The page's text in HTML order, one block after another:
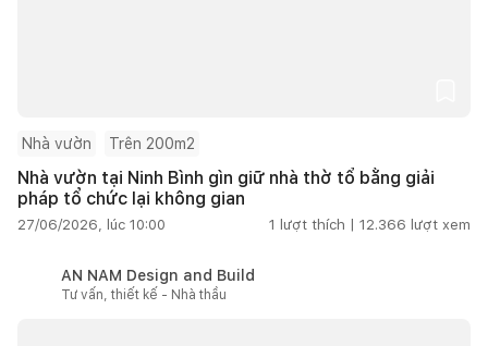
Nhà vườn Trên 200m2
Nhà vườn tại Ninh Bình gìn giữ nhà thờ tổ bằng giải
pháp tổ chức lại không gian
27/06/2026, lúc 10:00 1 lượt thích | 12.366 lượt xem
AN NAM Design and Build
Tư vấn, thiết kế - Nhà thầu